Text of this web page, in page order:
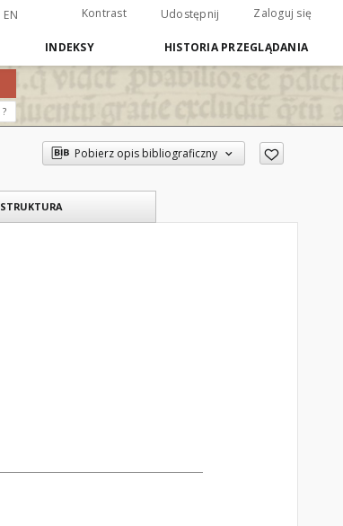
EN Kontrast Udostępnij Zaloguj się
INDEKSY HISTORIA PRZEGLĄDANIA
?
Pobierz opis bibliograficzny
STRUKTURA